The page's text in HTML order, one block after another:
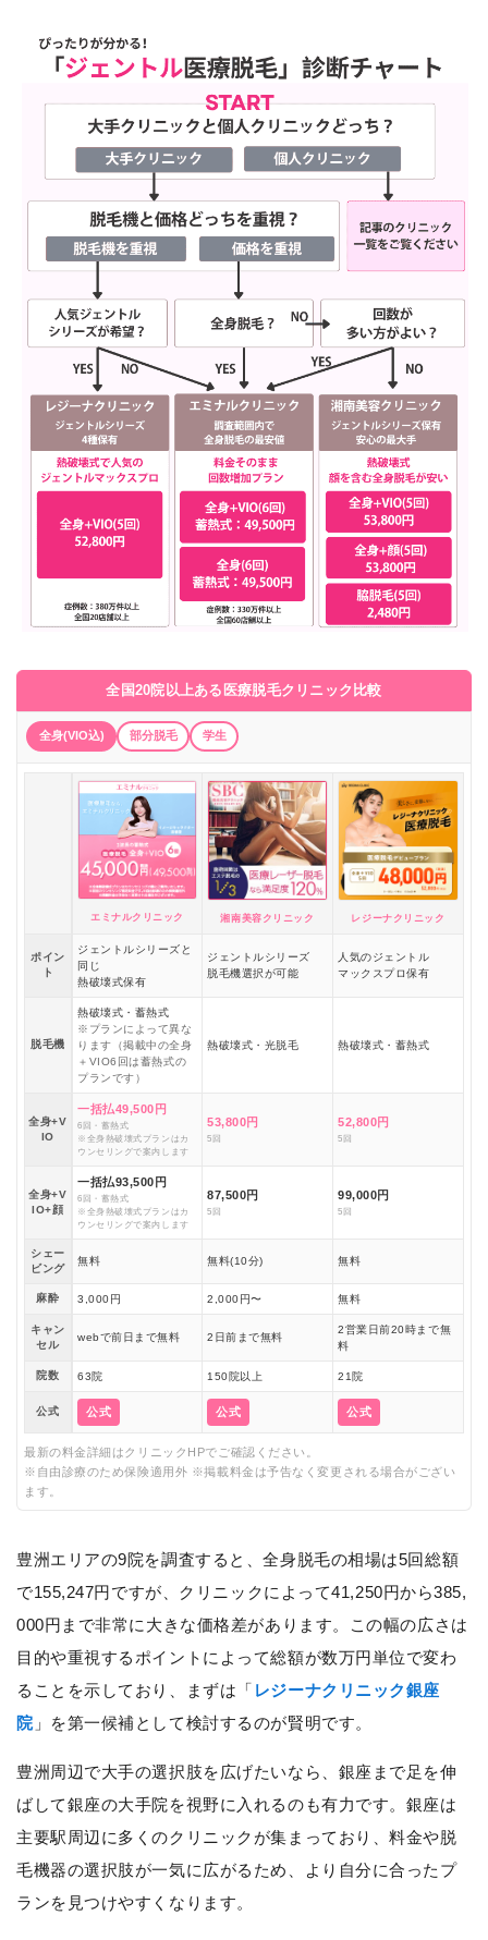
全国20院以上ある医療脱毛クリニック比較
全身(VIO込) 部分脱毛 学生
エミナルクリニック 湘南美容クリニック レジーナクリニック
ポイン
ト
ジェントルシリーズと
同じ
熱破壊式保有
ジェントルシリーズ
脱毛機選択が可能
人気のジェントル
マックスプロ保有
脱毛機
熱破壊式・蓄熱式
※プランによって異な
ります（掲載中の全身
＋VIO6回は蓄熱式の
プランです）
熱破壊式・光脱毛 熱破壊式・蓄熱式
全身+V
IO
一括払49,500円
6回・蓄熱式
※全身熱破壊式プランはカ
ウンセリングで案内します
53,800円
5回
52,800円
5回
全身+V
IO+顔
一括払93,500円
6回・蓄熱式
※全身熱破壊式プランはカ
ウンセリングで案内します
87,500円
5回
99,000円
5回
シェー
ビング
無料 無料(10分) 無料
麻酔 3,000円 2,000円〜 無料
キャン
セル
webで前日まで無料 2日前まで無料
2営業日前20時まで無
料
院数 63院 150院以上 21院
公式 公式 公式 公式
最新の料金詳細はクリニックHPでご確認ください。
※自由診療のため保険適用外 ※掲載料金は予告なく変更される場合がござい
ます。
豊洲エリアの9院を調査すると、全身脱毛の相場は5回総額
で155,247円ですが、クリニックによって41,250円から385,
000円まで非常に大きな価格差があります。この幅の広さは
目的や重視するポイントによって総額が数万円単位で変わ
ることを示しており、まずは「 レジーナクリニック銀座
院」を第一候補として検討するのが賢明です。
豊洲周辺で大手の選択肢を広げたいなら、銀座まで足を伸
ばして銀座の大手院を視野に入れるのも有力です。銀座は
主要駅周辺に多くのクリニックが集まっており、料金や脱
毛機器の選択肢が一気に広がるため、より自分に合ったプ
ランを見つけやすくなります。